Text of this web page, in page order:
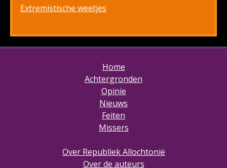
Extremistische weetjes
Home
Achtergronden
Opinie
Nieuws
Feiten
Missers
Over Republiek Allochtonië
Over de auteurs